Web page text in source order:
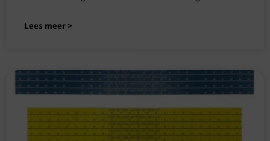
Lees meer >